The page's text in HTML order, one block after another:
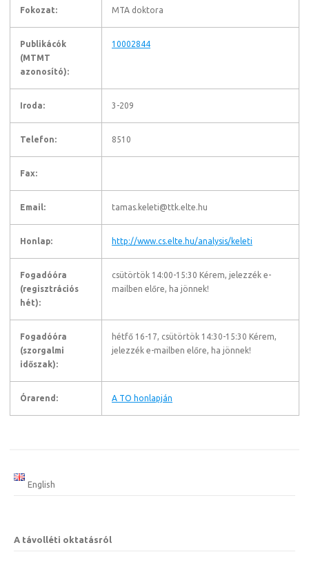
Fokozat: MTA doktora
Publikácók
(MTMT
azonosító):
10002844
Iroda: 3-209
Telefon: 8510
Fax:
Email: tamas.keleti@ttk.elte.hu
Honlap: http://www.cs.elte.hu/analysis/keleti
Fogadóóra
(regisztrációs
hét):
csütörtök 14:00-15:30 Kérem, jelezzék e-
mailben előre, ha jönnek!
Fogadóóra
(szorgalmi
időszak):
hétfő 16-17, csütörtök 14:30-15:30 Kérem,
jelezzék e-mailben előre, ha jönnek!
Órarend: A TO honlapján
English
A távolléti oktatásról